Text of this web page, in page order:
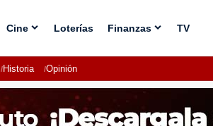
Cine Loterías Finanzas TV
Historia Opinión